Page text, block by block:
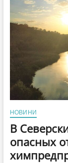
НОВИНИ
В
опасных